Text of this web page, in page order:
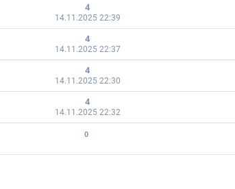
4
14.11.2025 22:39
4
14.11.2025 22:37
4
14.11.2025 22:30
4
14.11.2025 22:32
0